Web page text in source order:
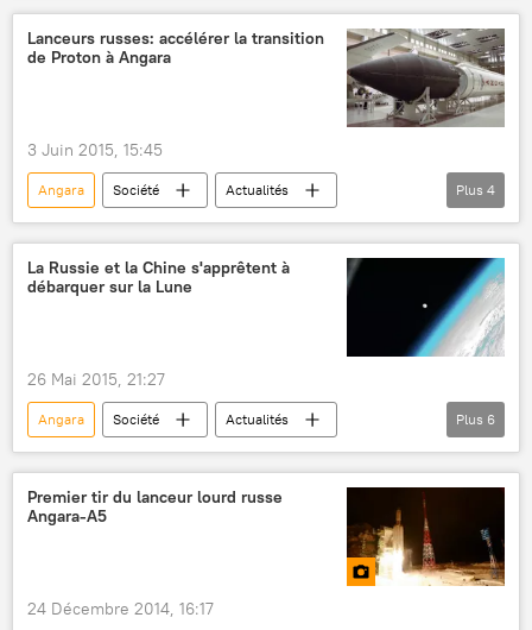
Bourget 2015
Luna-25 (ex-Luna Globe)
Spektr-RG
cosmodrome Vostotchny
Lanceurs russes: accélérer la transition
de Proton à Angara
3 Juin 2015, 15:45
Angara Société
Actualités
Russie
Igor Komarov
Andreï Kalinovski
Proton-M
Sciences et tech
Plus 4
La Russie et la Chine s'apprêtent à
débarquer sur la Lune
26 Mai 2015, 21:27
Angara Société
Actualités
Russie
Chine
Lune
Sergueï Filipenkov
Yutu
espace
Sciences et tech
Plus 6
Premier tir du lanceur lourd russe
Angara-A5
24 Décembre 2014, 16:17